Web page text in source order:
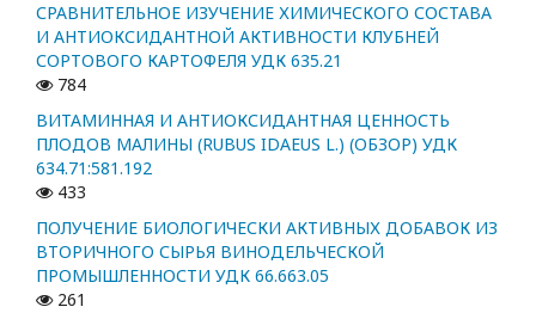
СРАВНИТЕЛЬНОЕ ИЗУЧЕНИЕ ХИМИЧЕСКОГО СОСТАВА
И АНТИОКСИДАНТНОЙ АКТИВНОСТИ КЛУБНЕЙ
СОРТОВОГО КАРТОФЕЛЯ УДК 635.21
784
ВИТАМИННАЯ И АНТИОКСИДАНТНАЯ ЦЕННОСТЬ
ПЛОДОВ МАЛИНЫ (RUBUS IDAEUS L.) (ОБЗОР) УДК
634.71:581.192
433
ПОЛУЧЕНИЕ БИОЛОГИЧЕСКИ АКТИВНЫХ ДОБАВОК ИЗ
ВТОРИЧНОГО СЫРЬЯ ВИНОДЕЛЬЧЕСКОЙ
ПРОМЫШЛЕННОСТИ УДК 66.663.05
261